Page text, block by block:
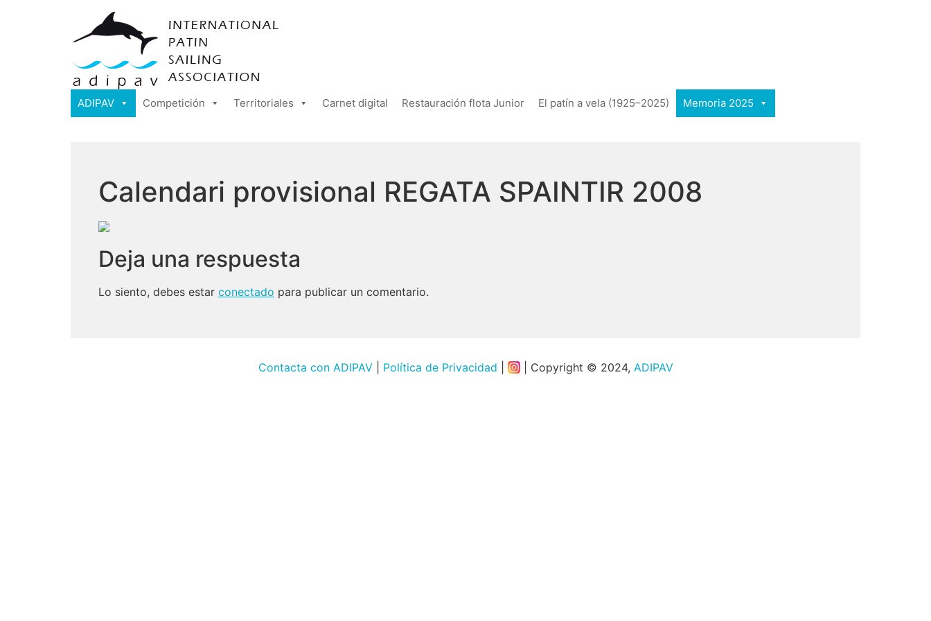
ADIPAV Competición Territoriales Carnet digital Restauración flota Junior El patín a vela (1925–2025) Memoria 2025
Calendari provisional REGATA SPAINTIR 2008
Deja una respuesta
Lo siento, debes estar conectado para publicar un comentario.
Contacta con ADIPAV| Política de Privacidad | Copyright © 2024, ADIPAV